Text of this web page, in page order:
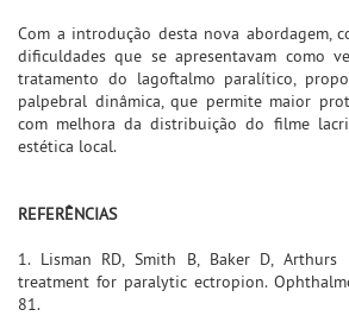
Com a introdução desta nova abordagem,
dificuldades que se apresentavam como
tratamento do lagoftalmo paralítico,
palpebral dinâmica, que permite maior
com melhora da distribuição do filme
estética local.
REFERÊNCIAS
1. Lisman RD, Smith B, Baker D, Arthurs
treatment for paralytic ectropion.
81.